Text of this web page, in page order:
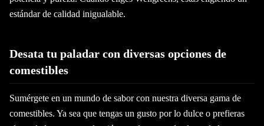
estándar de calidad inigualable.
Desata tu paladar con diversas opciones de
comestibles
Sumérgete en un mundo de sabor con nuestra diversa gama de
comestibles. Ya sea que tengas un gusto por lo dulce o prefieras